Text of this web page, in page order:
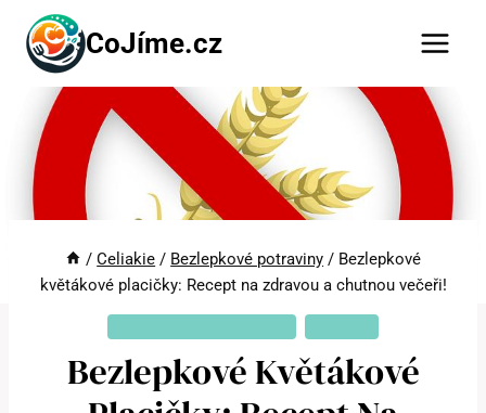
Přeskočit
obsah
CoJíme.cz
/ Celiakie / Bezlepkové potraviny / Bezlepkové
květákové placičky: Recept na zdravou a chutnou večeři!
Bezlepkové Květákové